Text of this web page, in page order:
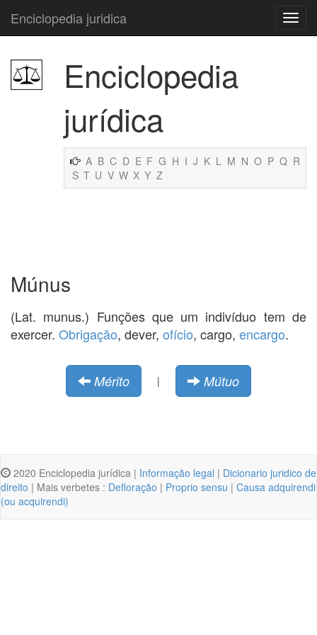
Enciclopedia juridica
Enciclopedia
jurídica
A B C D E F G H I J K L M N O P Q R
S T U V W X Y Z
Múnus
(Lat. munus.) Funções que um indivíduo tem de
exercer. Obrigação, dever, ofício, cargo, encargo.
Mérito | Mútuo
2020 Enciclopedia jurídica | Informação legal | Dicionario juridico de
direito | Mais verbetes : Defloração | Proprio sensu | Causa adquirendi
(ou acquirendi)